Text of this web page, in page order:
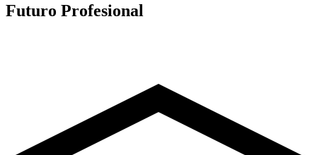
Futuro Profesional